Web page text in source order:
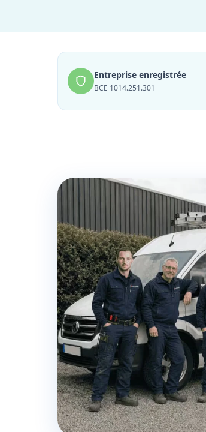
Entreprise enregistrée
BCE 1014.251.301